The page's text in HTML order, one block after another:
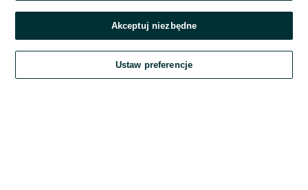
Zaloguj się
Kontynuując za pośrednictwem jednego z dostawców wskazanych powyżej,
Regulamin serwisu OLX.pl w jego aktualnym brzmieniu.
Akceptuj niezbędne
Ustaw preferencje